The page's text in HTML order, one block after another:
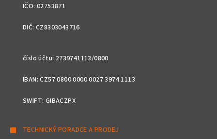
IČO: 02753871
DIČ: CZ8303043716
číslo účtu: 2739741113/0800
IBAN: CZ57 0800 0000 0027 3974 1113
SWIFT: GIBACZPX
TECHNICKÝ PORADCE A PRODEJ